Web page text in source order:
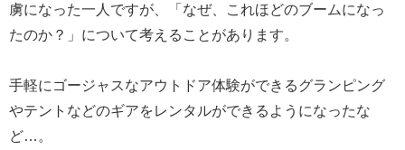
虜になった一人ですが、「なぜ、これほどのブームになっ
たのか？」について考えることがあります。
手軽にゴージャスなアウトドア体験ができるグランピング
やテントなどのギアをレンタルができるようになったな
ど…。